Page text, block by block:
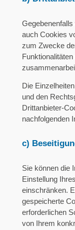
auch Cookies
zum Zwecke
Die
und den
Drittanbieter-
nachfolgenden
c)
Sie können die
Einstellung
einschränken.
gespeicherte
erforderlichen
von Ihrem